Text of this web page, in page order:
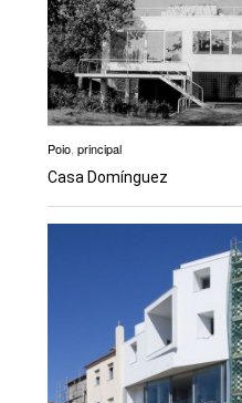
Poio principal
Casa Domínguez